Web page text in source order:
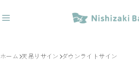
ホーム 天吊りサイン ダウンライトサイン